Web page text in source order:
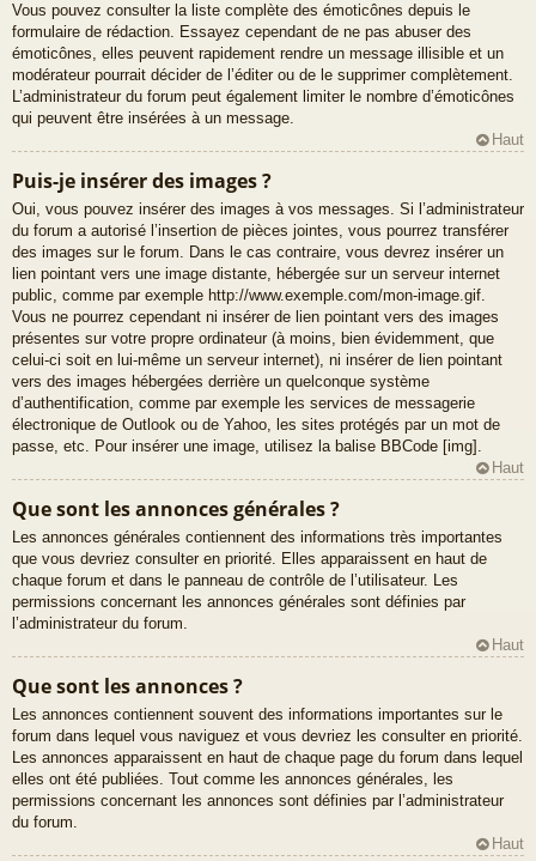
Vous pouvez consulter la liste complète des émoticônes depuis le
formulaire de rédaction. Essayez cependant de ne pas abuser des
émoticônes, elles peuvent rapidement rendre un message illisible et un
modérateur pourrait décider de l’éditer ou de le supprimer complètement.
L’administrateur du forum peut également limiter le nombre d’émoticônes
qui peuvent être insérées à un message.
Haut
Puis-je insérer des images ?
Oui, vous pouvez insérer des images à vos messages. Si l’administrateur
du forum a autorisé l’insertion de pièces jointes, vous pourrez transférer
des images sur le forum. Dans le cas contraire, vous devrez insérer un
lien pointant vers une image distante, hébergée sur un serveur internet
public, comme par exemple http://www.exemple.com/mon-image.gif.
Vous ne pourrez cependant ni insérer de lien pointant vers des images
présentes sur votre propre ordinateur (à moins, bien évidemment, que
celui-ci soit en lui-même un serveur internet), ni insérer de lien pointant
vers des images hébergées derrière un quelconque système
d’authentification, comme par exemple les services de messagerie
électronique de Outlook ou de Yahoo, les sites protégés par un mot de
passe, etc. Pour insérer une image, utilisez la balise BBCode [img].
Haut
Que sont les annonces générales ?
Les annonces générales contiennent des informations très importantes
que vous devriez consulter en priorité. Elles apparaissent en haut de
chaque forum et dans le panneau de contrôle de l’utilisateur. Les
permissions concernant les annonces générales sont définies par
l’administrateur du forum.
Haut
Que sont les annonces ?
Les annonces contiennent souvent des informations importantes sur le
forum dans lequel vous naviguez et vous devriez les consulter en priorité.
Les annonces apparaissent en haut de chaque page du forum dans lequel
elles ont été publiées. Tout comme les annonces générales, les
permissions concernant les annonces sont définies par l’administrateur
du forum.
Haut